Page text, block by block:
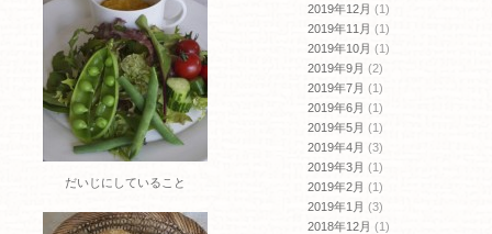
だいじにしていること
2019年12月 (1)
2019年11月 (1)
2019年10月 (1)
2019年9月 (2)
2019年7月 (1)
2019年6月 (1)
2019年5月 (1)
2019年4月 (3)
2019年3月 (1)
2019年2月 (1)
2019年1月 (3)
2018年12月 (1)